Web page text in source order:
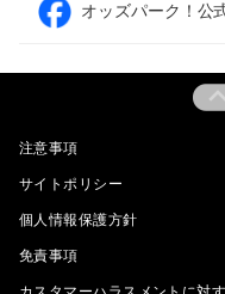
オッズパーク！公
注意事項
サイトポリシー
個人情報保護方針
免責事項